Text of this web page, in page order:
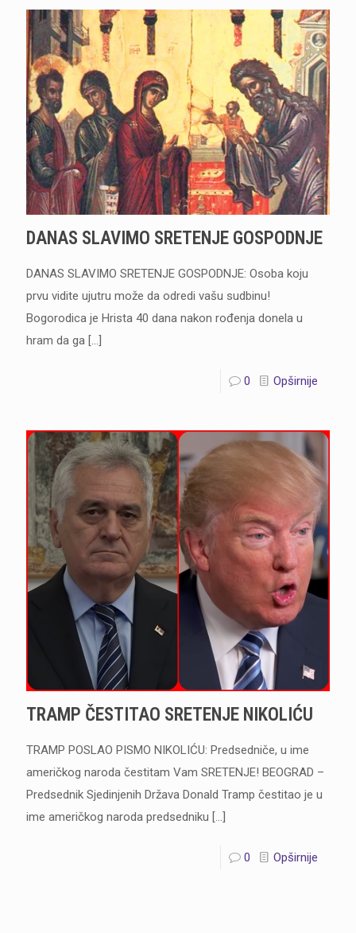
DANAS SLAVIMO SRETENJE GOSPODNJE
DANAS SLAVIMO SRETENJE GOSPODNJE: Osoba koju
prvu vidite ujutru može da odredi vašu sudbinu!
Bogorodica je Hrista 40 dana nakon rođenja donela u
hram da ga […]
0 Opširnije
TRAMP ČESTITAO SRETENJE NIKOLIĆU
TRAMP POSLAO PISMO NIKOLIĆU: Predsedniče, u ime
američkog naroda čestitam Vam SRETENJE! BEOGRAD –
Predsednik Sjedinjenih Država Donald Tramp čestitao je u
ime američkog naroda predsedniku […]
0 Opširnije